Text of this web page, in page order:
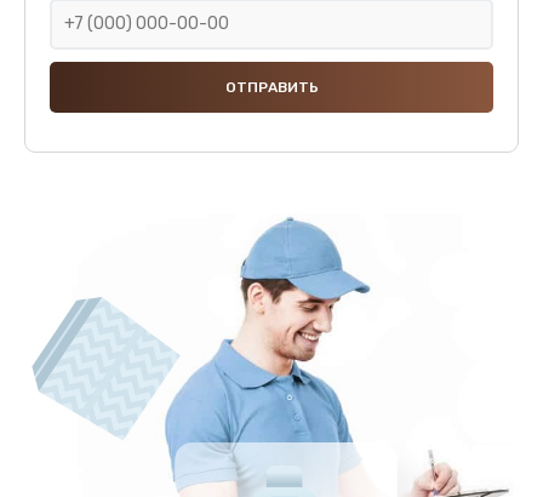
Замена резервуара с водой
Замена насадок
600 руб.
Заказать
Удаление засора
600 руб.
Заказать